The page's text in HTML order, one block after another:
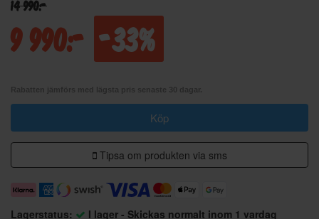
14 990:-
9 990:- -33%
Köp
Tipsa om produkten via sms
Lagerstatus:
I lager - Skickas normalt inom 1 vardag